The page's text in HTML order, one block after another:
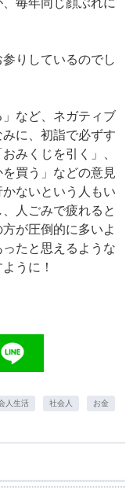
毎年同じ顔ぶれに
りしているのでし
など、ネガティブ
に、初詣で必ずす
みくじを引く」、
買う」などの意見
ないという人もい
人ごみで疲れると
が圧倒的に多いよ
たと思えるような
うに！
人生活 社会人 お金